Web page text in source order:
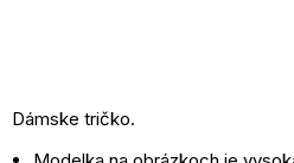
Dámske tričko.